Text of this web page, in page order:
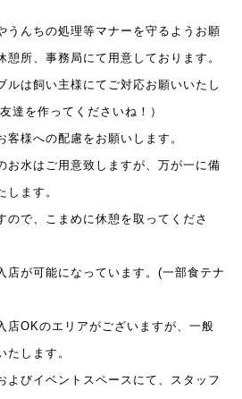
うんちの処理等マナーを守るようお願
憩所、事務局にて用意しております。
ルは飼い主様にてご対応お願いいたし
達を作ってくださいね！）
客様への配慮をお願いします。
お水はご用意致しますが、万が一に備
します。
ので、こまめに休憩を取ってくださ
店が可能になっています。(一部食テナ
店OKのエリアがございますが、一般
します。
よびイベントスペースにて、スタッフ